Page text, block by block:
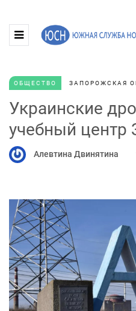
ОБЩЕСТВО ЗАПОРОЖСКАЯ
Украинские
учебный центр
Алевтина Двинятина